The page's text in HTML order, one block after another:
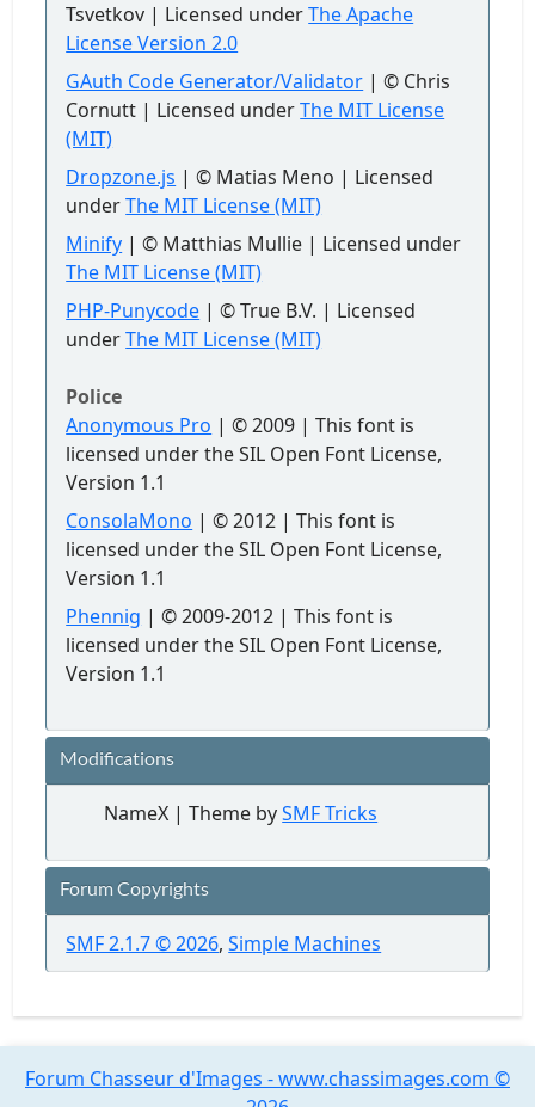
Tsvetkov | Licensed underThe Apache
License Version 2.0
GAuth Code Generator/Validator | © Chris
Cornutt | Licensed underThe MIT License
(MIT)
Dropzone.js | © Matias Meno | Licensed
underThe MIT License (MIT)
Minify | © Matthias Mullie | Licensed under
The MIT License (MIT)
PHP-Punycode | © True B.V. | Licensed
underThe MIT License (MIT)
Police
Anonymous Pro | © 2009 | This font is
licensed under the SIL Open Font License,
Version 1.1
ConsolaMono | © 2012 | This font is
licensed under the SIL Open Font License,
Version 1.1
Phennig | © 2009-2012 | This font is
licensed under the SIL Open Font License,
Version 1.1
Modifications
NameX | Theme bySMF Tricks
Forum Copyrights
SMF 2.1.7 © 2026,Simple Machines
Forum Chasseur d'Images - www.chassimages.com ©